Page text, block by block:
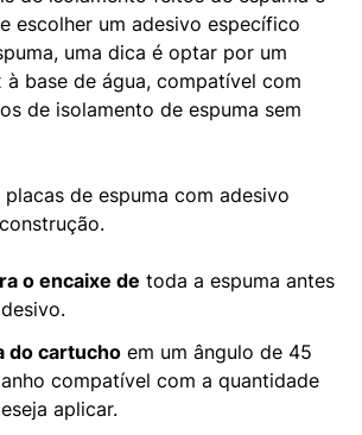
escolher um adesivo específico
uma dica é optar por um
base de água, compatível com
de isolamento de espuma sem
de espuma com adesivo
o encaixe de toda a espuma antes
do cartucho em um ângulo de 45
compatível com a quantidade
aplicar.